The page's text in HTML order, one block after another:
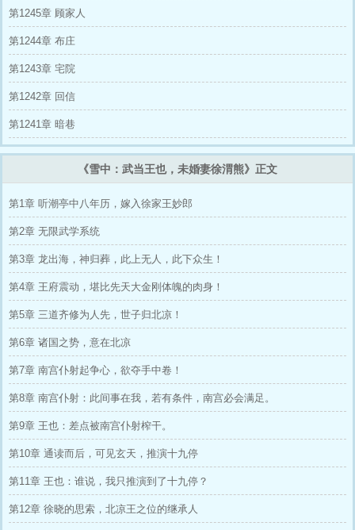
第1245章 顾家人
第1244章 布庄
第1243章 宅院
第1242章 回信
第1241章 暗巷
《雪中：武当王也，未婚妻徐渭熊》正文
第1章 听潮亭中八年历，嫁入徐家王妙郎
第2章 无限武学系统
第3章 龙出海，神归葬，此上无人，此下众生！
第4章 王府震动，堪比先天大金刚体魄的肉身！
第5章 三道齐修为人先，世子归北凉！
第6章 诸国之势，意在北凉
第7章 南宫仆射起争心，欲夺手中卷！
第8章 南宫仆射：此间事在我，若有条件，南宫必会满足。
第9章 王也：差点被南宫仆射榨干。
第10章 通读而后，可见玄天，推演十九停
第11章 王也：谁说，我只推演到了十九停？
第12章 徐晓的思索，北凉王之位的继承人